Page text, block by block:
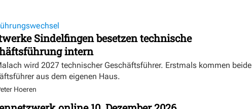
Sindelfingen besetzen technische
intern
wird 2027 technischer Geschäftsführer. Erstmals kommen beide
aus dem eigenen Haus.
Hoeren